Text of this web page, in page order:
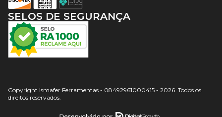
SELOS DE SEGURANÇA
Copyright Ismafer Ferramentas - 08492961000415 - 2026. Todos os
direitos reservados.